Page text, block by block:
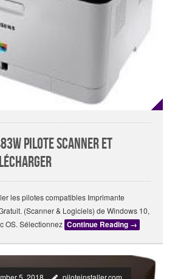
Pilote Scanner Et
les pilotes compatibles Imprimante
(Scanner & Logiciels) de Windows 10,
OS. Sélectionnez Continue Reading →